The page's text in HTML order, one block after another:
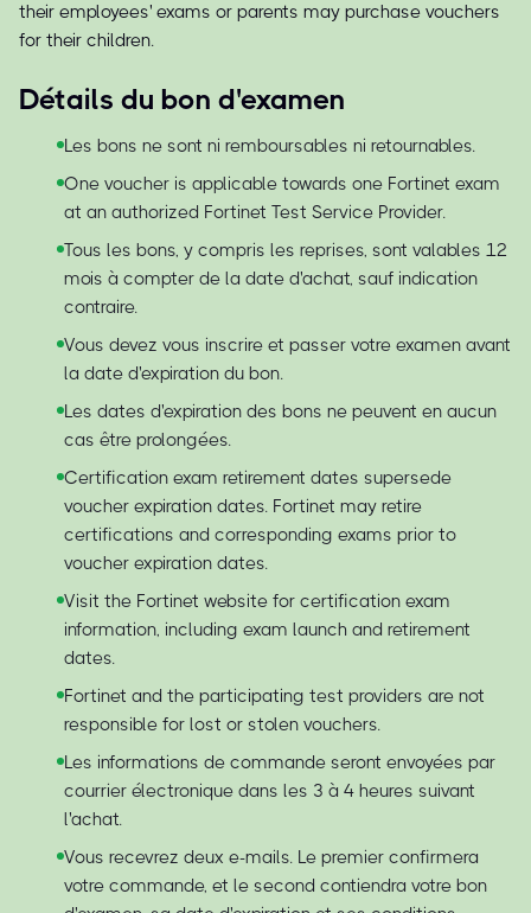
their employees' exams or parents may purchase vouchers
for their children.
Détails du bon d'examen
Les bons ne sont ni remboursables ni retournables.
One voucher is applicable towards one Fortinet exam
at an authorized Fortinet Test Service Provider.
Tous les bons, y compris les reprises, sont valables 12
mois à compter de la date d'achat, sauf indication
contraire.
Vous devez vous inscrire et passer votre examen avant
la date d'expiration du bon.
Les dates d'expiration des bons ne peuvent en aucun
cas être prolongées.
Certification exam retirement dates supersede
voucher expiration dates. Fortinet may retire
certifications and corresponding exams prior to
voucher expiration dates.
Visit the Fortinet website for certification exam
information, including exam launch and retirement
dates.
Fortinet and the participating test providers are not
responsible for lost or stolen vouchers.
Les informations de commande seront envoyées par
courrier électronique dans les 3 à 4 heures suivant
l'achat.
Vous recevrez deux e-mails. Le premier confirmera
votre commande, et le second contiendra votre bon